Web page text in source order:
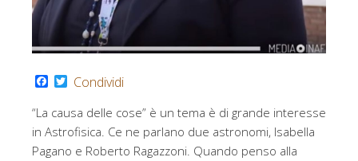
Facebook
Twitter
Condividi
“La causa delle cose” è un tema è di grande interesse
in Astrofisica. Ce ne parlano due astronomi, Isabella
Pagano e Roberto Ragazzoni. Quando penso alla